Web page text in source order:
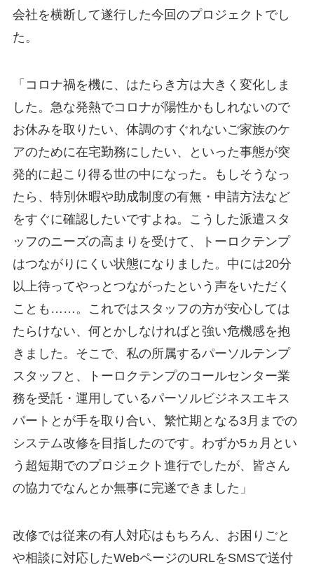
会社を横断して遂行した今回のプロジェクトでし
た。
「コロナ禍を機に、はたらき方は大きく変化しま
した。急な発熱でコロナが陽性かもしれないので
お休みを取りたい、体調のすぐれないご家族のケ
アのために在宅勤務にしたい、といった事態が突
発的に起こり得る世の中になった。もしそうなっ
たら、特別休暇や助成制度の有無・申請方法など
をすぐに確認したいですよね。こうした派遣スタ
ッフのニーズの高まりを受けて、トーロクテンプ
はつながりにくい状態になりました。中には20分
以上待ってやっとつながったという声をいただく
ことも……。これではスタッフの方が安心しては
たらけない、何とかしなければと強い危機感を抱
きました。そこで、私の所属するパーソルテンプ
スタッフと、トーロクテンプのコールセンター業
務を受託・運用しているパーソルビジネスエキス
パートとが手を取り合い、繁忙期となる3月までの
システム改修を目指したのです。わずか5ヵ月とい
う超短期でのプロジェクト進行でしたが、皆さん
の協力でなんとか無事に完遂できました」
改修では従来の有人対応はもちろん、お困りごと
や相談に対応したWebページのURLをSMSで送付